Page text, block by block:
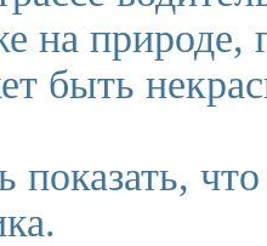
на природе,
быть
показать,